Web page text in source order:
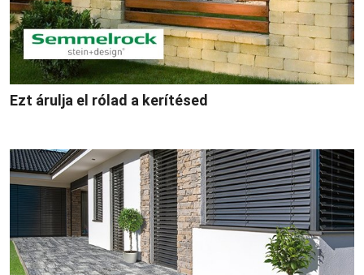
Ezt árulja el rólad a kerítésed